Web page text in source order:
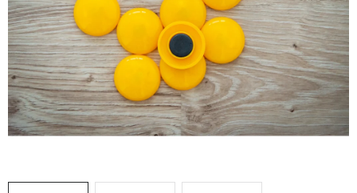
SCHACH ONLINE
SCHACH-MERCH
SCHACH GESCHENKE
GESCHÄFTSBEDINGUNGEN
KONTAKT